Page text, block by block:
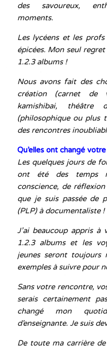
des savoureux,
moments.
Les lycéens et les
épicées. Mon seul
1.2.3 albums !
Nous avons fait des
création (carnet de
kamishibai, théâtre
(philosophique ou plus
des rencontres
Qu’elles ont changé
Les quelques jours de
ont été des temps
conscience, de
que je suis passée de
(PLP) à documentaliste !
J’ai beaucoup appris à
1.2.3 albums et les
jeunes seront toujours
exemples à suivre pour
Sans votre rencontre,
serais certainement
changé mon
d’enseignante. Je suis
De toute ma carrière